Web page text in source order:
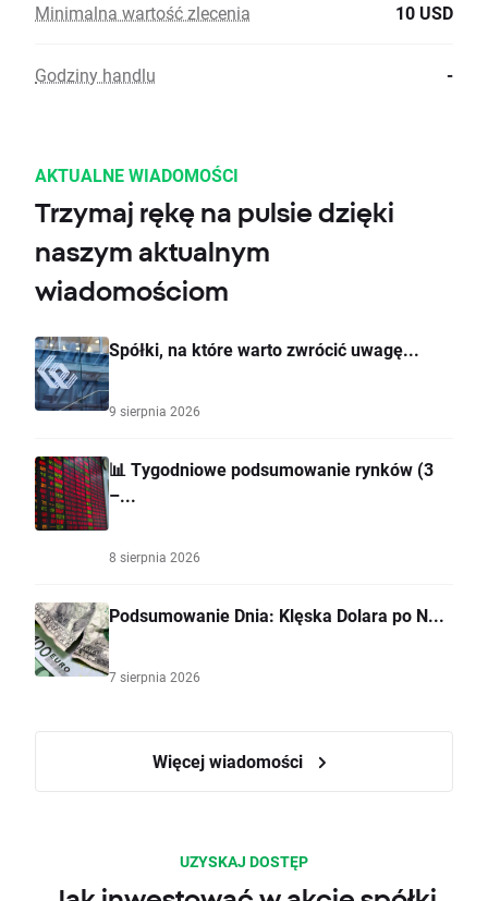
Minimalna wartość zlecenia 10 USD
Godziny handlu -
AKTUALNE WIADOMOŚCI
Trzymaj rękę na pulsie dzięki
naszym aktualnym
wiadomościom
Spółki, na które warto zwrócić uwagę...
9 sierpnia 2026
📊 Tygodniowe podsumowanie rynków (3
–...
8 sierpnia 2026
Podsumowanie Dnia: Klęska Dolara po N...
7 sierpnia 2026
Więcej wiadomości
UZYSKAJ DOSTĘP